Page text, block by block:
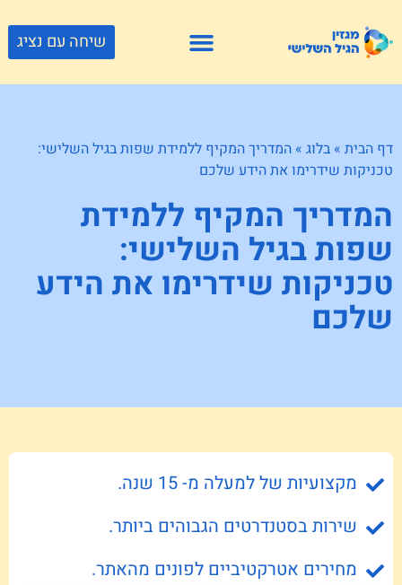
שיחה עם נציג
דף הבית » בלוג » המדריך המקיף ללמידת שפות בגיל השלישי:
טכניקות שידרימו את הידע שלכם
המדריך המקיף ללמידת
שפות בגיל השלישי:
טכניקות שידרימו את הידע
שלכם
מקצועיות של למעלה מ- 15 שנה.
שירות בסטנדרטים הגבוהים ביותר.
מחירים אטרקטיביים לפונים מהאתר.